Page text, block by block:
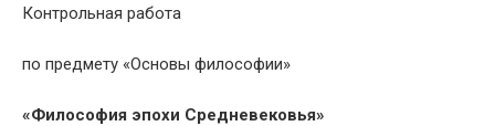
Контрольная работа
по предмету «Основы философии»
«Философия эпохи Средневековья»